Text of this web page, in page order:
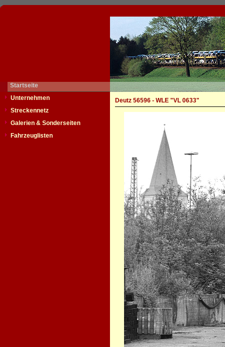
Startseite
Unternehmen
Streckennetz
Galerien & Sonderseiten
Fahrzeuglisten
Deutz 56596 - WLE "VL 0633"